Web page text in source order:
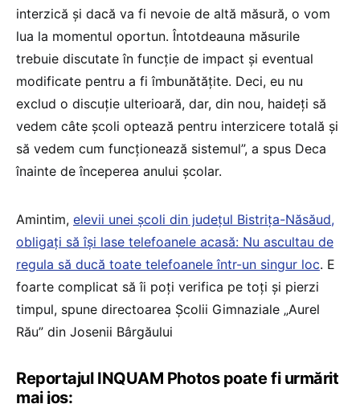
interzică și dacă va fi nevoie de altă măsură, o vom
lua la momentul oportun. Întotdeauna măsurile
trebuie discutate în funcție de impact și eventual
modificate pentru a fi îmbunătățite. Deci, eu nu
exclud o discuție ulterioară, dar, din nou, haideți să
vedem câte școli optează pentru interzicere totală și
să vedem cum funcționează sistemul”, a spus Deca
înainte de începerea anului școlar.
Amintim, elevii unei școli din județul Bistrița-Năsăud,
obligați să își lase telefoanele acasă: Nu ascultau de
regula să ducă toate telefoanele într-un singur loc. E
foarte complicat să îi poți verifica pe toți și pierzi
timpul, spune directoarea Școlii Gimnaziale „Aurel
Rău” din Josenii Bârgăului
Reportajul INQUAM Photos poate fi urmărit
mai jos: